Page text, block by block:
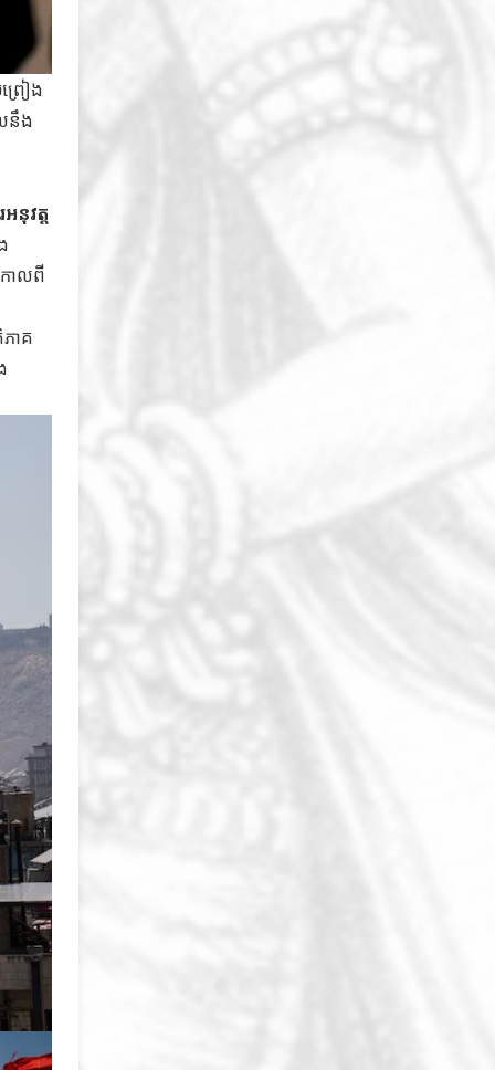
រៀង
នឹង
នុវត្ត
ាលពី
ាគ